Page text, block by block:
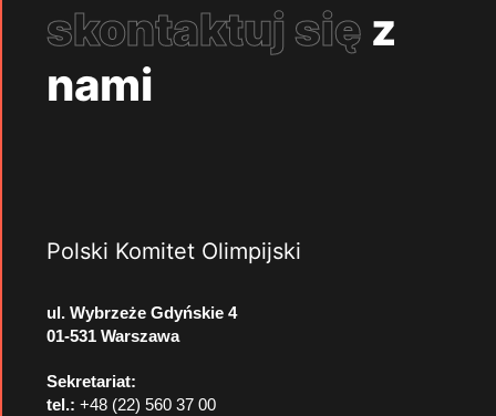
skontaktuj się z
nami
Polski Komitet Olimpijski
ul. Wybrzeże Gdyńskie 4
01-531 Warszawa
Sekretariat:
tel.: +48 (22) 560 37 00